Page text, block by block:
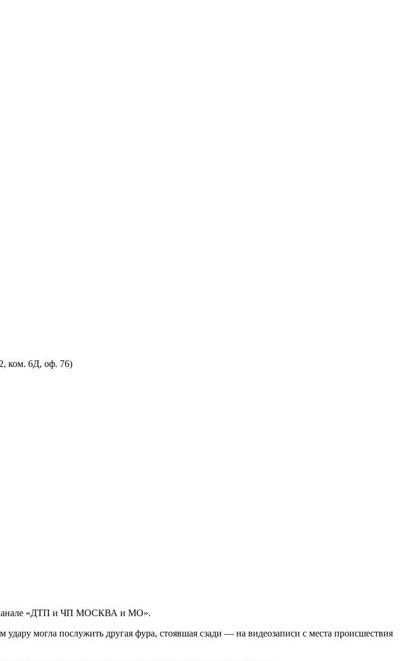
ком. 6Д, оф. 76)
канале «ДТП и ЧП МОСКВА и МО».
могла послужить другая фура, стоявшая сзади — на видеозаписи с места происшествия